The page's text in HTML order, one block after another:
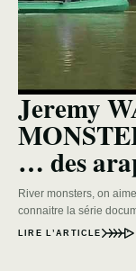
Jeremy
… des
River monsters, on
connaitre la série
LIRE L’ARTICLE